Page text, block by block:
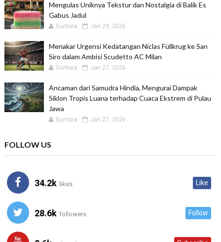
Mengulas Uniknya Tekstur dan Nostalgia di Balik Es
Gabus Jadul
Guntara Jan 29, 2026
Menakar Urgensi Kedatangan Niclas Füllkrug ke San
Siro dalam Ambisi Scudetto AC Milan
Guntara Jan 27, 2026
Ancaman dari Samudra Hindia, Mengurai Dampak
Siklon Tropis Luana terhadap Cuaca Ekstrem di Pulau
Jawa
Guntara Jan 27, 2026
FOLLOW US
34.2k likes Like
28.6k followers Follow